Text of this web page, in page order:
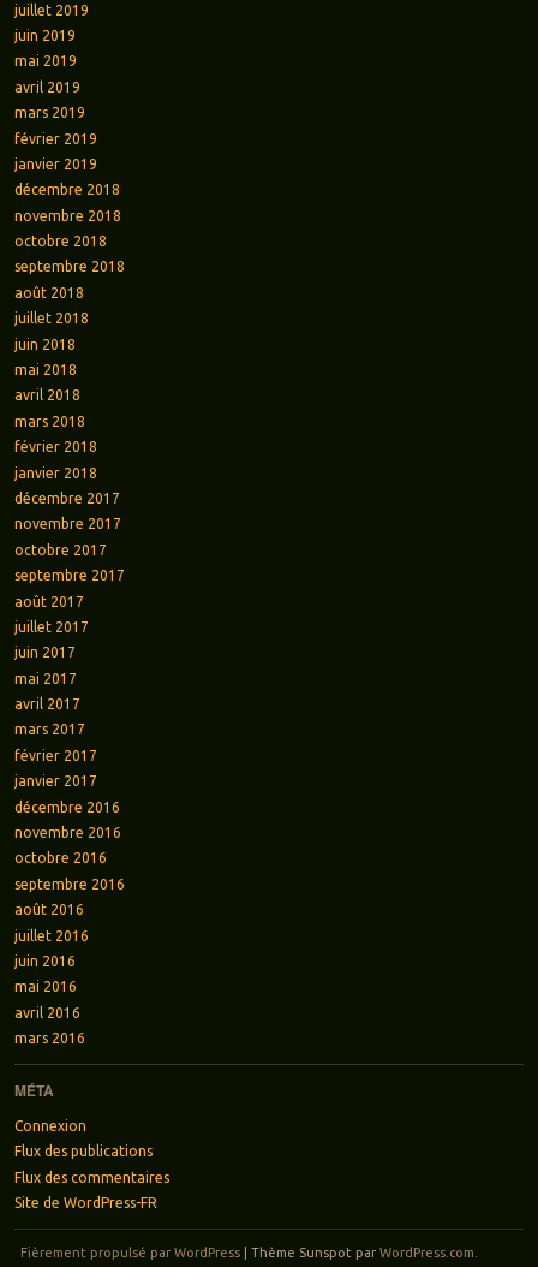
juillet 2019
juin 2019
mai 2019
avril 2019
mars 2019
février 2019
janvier 2019
décembre 2018
novembre 2018
octobre 2018
septembre 2018
août 2018
juillet 2018
juin 2018
mai 2018
avril 2018
mars 2018
février 2018
janvier 2018
décembre 2017
novembre 2017
octobre 2017
septembre 2017
août 2017
juillet 2017
juin 2017
mai 2017
avril 2017
mars 2017
février 2017
janvier 2017
décembre 2016
novembre 2016
octobre 2016
septembre 2016
août 2016
juillet 2016
juin 2016
mai 2016
avril 2016
mars 2016
MÉTA
Connexion
Flux des publications
Flux des commentaires
Site de WordPress-FR
Fièrement propulsé par WordPress |Thème Sunspot parWordPress.com